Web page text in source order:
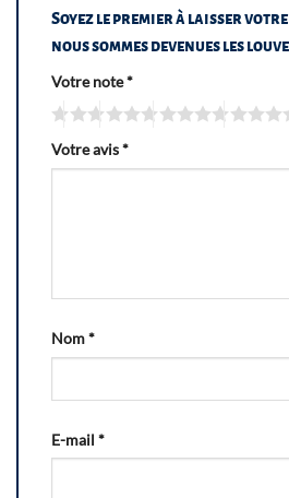
Soyez le premier à laisser
nous sommes devenues les
Votre note*
Votre avis*
Nom*
E-mail *